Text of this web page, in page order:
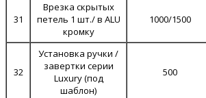
31
Врезка скрытых
петель 1 шт./ в ALU
кромку
1000/1500
32
Установка ручки /
завертки серии
Luxury (под
шаблон)
500